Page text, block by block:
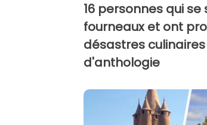
16 personnes qui
fourneaux et ont
désastres
d'anthologie